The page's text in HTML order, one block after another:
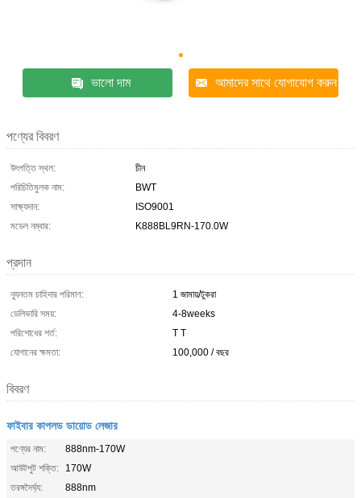
ভালো দাম আমাদের সাথে যোগাযোগ করুন
পণ্যের বিবরণ
উৎপত্তি স্থল:
চীন
পরিচিতিমুলক নাম:
BWT
সাক্ষ্যদান:
ISO9001
মডেল নম্বার:
K888BL9RN-170.0W
প্রদান
ন্যূনতম চাহিদার পরিমাণ:
1 জামায়/টুকরা
ডেলিভারি সময়:
4-8weeks
পরিশোধের শর্ত:
T T
যোগানের ক্ষমতা:
100,000 / বছর
বিবরণ
ফাইবার কাপলড ডায়োড লেজার
পণ্যের নাম:
888nm-170W
আউটপুট শক্তি:
170W
তরঙ্গদৈর্ঘ্য:
888nm